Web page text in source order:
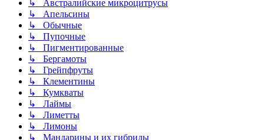
↳ Австралийские микроцитрусы
↳ Апельсины
↳ Обычные
↳ Пупочные
↳ Пигментированные
↳ Бергамоты
↳ Грейпфруты
↳ Клементины
↳ Кумкваты
↳ Лаймы
↳ Лиметты
↳ Лимоны
↳ Мандарины и их гибриды